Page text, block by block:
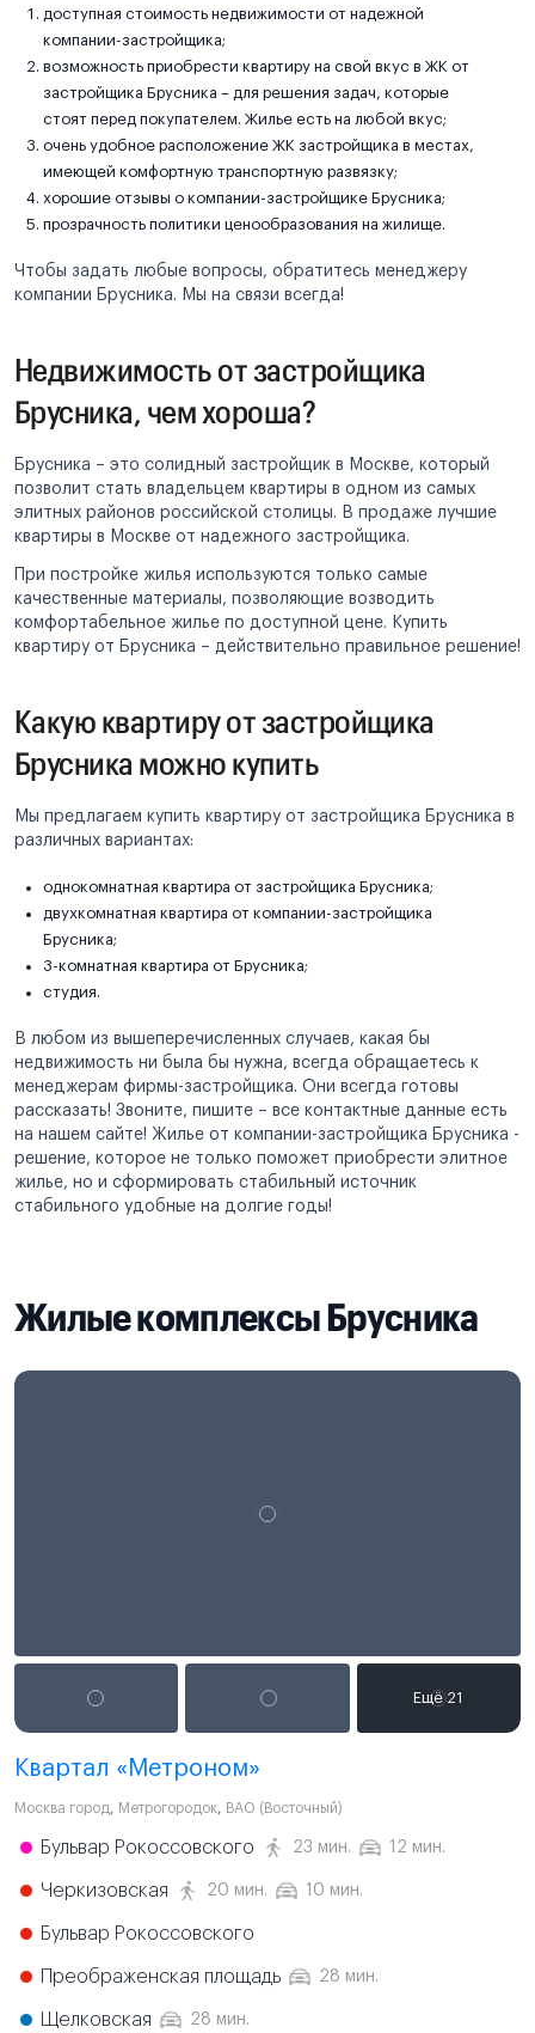
доступная стоимость недвижимости от надежной
компании-застройщика;
возможность приобрести квартиру на свой вкус в ЖК от
застройщика Брусника – для решения задач, которые
стоят перед покупателем. Жилье есть на любой вкус;
очень удобное расположение ЖК застройщика в местах,
имеющей комфортную транспортную развязку;
хорошие отзывы о компании-застройщике Брусника;
прозрачность политики ценообразования на жилище.
Чтобы задать любые вопросы, обратитесь менеджеру
компании Брусника. Мы на связи всегда!
Недвижимость от застройщика
Брусника, чем хороша?
Брусника – это солидный застройщик в Москве, который
позволит стать владельцем квартиры в одном из самых
элитных районов российской столицы. В продаже лучшие
квартиры в Москве от надежного застройщика.
При постройке жилья используются только самые
качественные материалы, позволяющие возводить
комфортабельное жилье по доступной цене. Купить
квартиру от Брусника – действительно правильное решение!
Какую квартиру от застройщика
Брусника можно купить
Мы предлагаем купить квартиру от застройщика Брусника в
различных вариантах:
однокомнатная квартира от застройщика Брусника;
двухкомнатная квартира от компании-застройщика
Брусника;
3-комнатная квартира от Брусника;
студия.
В любом из вышеперечисленных случаев, какая бы
недвижимость ни была бы нужна, всегда обращаетесь к
менеджерам фирмы-застройщика. Они всегда готовы
рассказать! Звоните, пишите – все контактные данные есть
на нашем сайте! Жилье от компании-застройщика Брусника -
решение, которое не только поможет приобрести элитное
жилье, но и сформировать стабильный источник
стабильного удобные на долгие годы!
Жилые комплексы Брусника
Квартал «Метроном»
Москва город, Метрогородок, ВАО (Восточный)
Бульвар Рокоссовского 23 мин. 12 мин.
Черкизовская 20 мин. 10 мин.
Бульвар Рокоссовского
Преображенская площадь 28 мин.
Щелковская 28 мин.